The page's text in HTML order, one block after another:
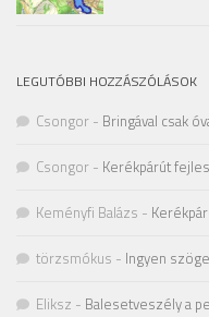
LEGUTÓBBI HOZZÁSZÓLÁSOK
Csongor - Bringával csak
Csongor - Kerékpárút
Keményfi Balázs -
törzsmókus - Ingyen
Eliksz - Balesetveszély a